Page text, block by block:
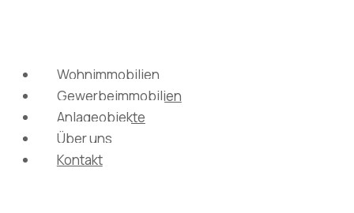
Wohnimmobilien
Gewerbeimmobilien
Anlageobjekte
Über uns
Kontakt